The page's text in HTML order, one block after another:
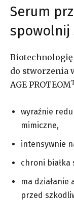
Serum
spowolnij
Biotechnologię
do stworzenia
AGE PROTEOM
wyraźnie
mimiczne,
intensywnie
chroni białka
ma
przed